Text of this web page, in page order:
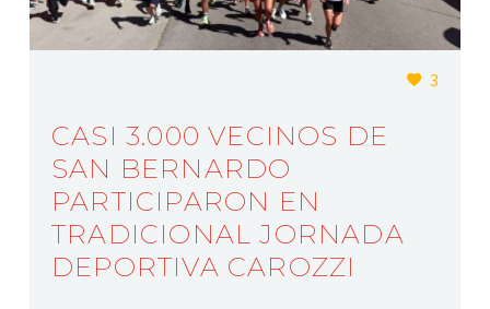
3
CASI 3.000 VECINOS DE
SAN BERNARDO
PARTICIPARON EN
TRADICIONAL JORNADA
DEPORTIVA CAROZZI